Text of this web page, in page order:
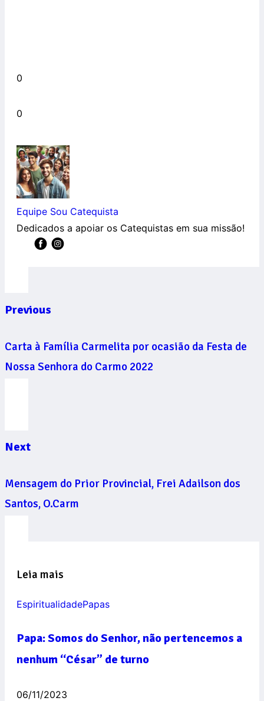
0
0
Equipe Sou Catequista
Dedicados a apoiar os Catequistas em sua missão!
Previous
Carta à Família Carmelita por ocasião da Festa de
Nossa Senhora do Carmo 2022
Next
Mensagem do Prior Provincial, Frei Adailson dos
Santos, O.Carm
Leia mais
EspiritualidadePapas
Papa: Somos do Senhor, não pertencemos a
nenhum “César” de turno
06/11/2023